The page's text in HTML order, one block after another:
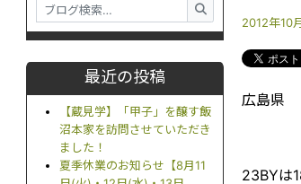
最近の投稿
【蔵見学】「甲子」を醸す飯
沼本家を訪問させていただき
ました！
夏季休業のお知らせ【8月11
2012年10
広島県
23BYは